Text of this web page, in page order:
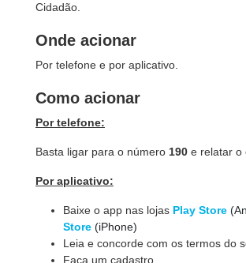
Cidadão.
Onde acionar
Por telefone e por aplicativo.
Como acionar
Por telefone:
Basta ligar para o número 190 e relatar o
Por aplicativo:
Baixe o app nas lojas Play Store
Store (iPhone)
Leia e concorde com os termos do
Faça um cadastro